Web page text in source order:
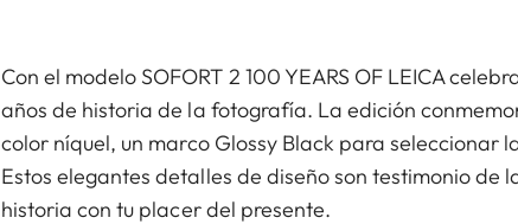
Con el modelo SOFORT 2 100 YEARS OF LEICA
años de historia de la fotografía. La edición
color níquel, un marco Glossy Black para seleccionar
Estos elegantes detalles de diseño son testimonio
historia con tu placer del presente.